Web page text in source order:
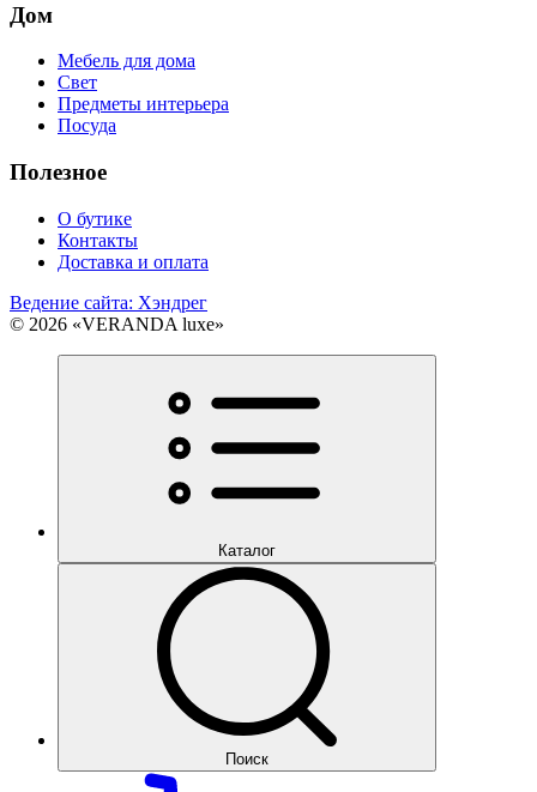
Дом
Мебель для дома
Свет
Предметы интерьера
Посуда
Полезное
О бутике
Контакты
Доставка и оплата
Ведение сайта: Хэндрег
© 2026 «VERANDA luxe»
Каталог
Поиск